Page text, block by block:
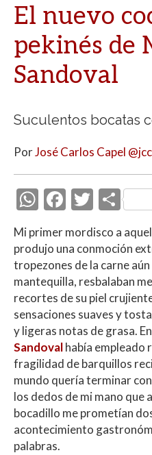
El nuevo
pekinés de
Sandoval
Suculentos bocatas
PorJosé Carlos Capel
W
h
at
s
A
p
p
F
e
b
o
o
k
T
w
itt
er
C
m
p
ar
ti
r
Mi primer mordisco a aquel
produjo una conmoción
tropezones de la carne
mantequilla, resbalaban
recortes de su piel
sensaciones suaves y
y ligeras notas de grasa.
Sandovalhabía empleado
fragilidad de barquillos
mundo quería terminar
los dedos de mi mano que
bocadillo me prometían
acontecimiento
palabras.